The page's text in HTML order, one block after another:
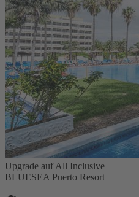
Upgrade auf All Inclusive
BLUESEA Puerto Resort